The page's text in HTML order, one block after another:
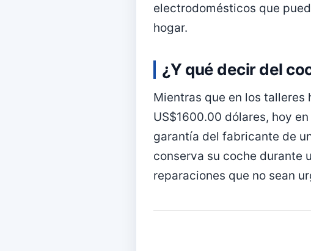
electrodomésticos que
hogar.
¿Y qué decir del
Mientras que en los
US$1600.00 dólares, hoy
garantía del fabricante de
conserva su coche durante
reparaciones que no sean